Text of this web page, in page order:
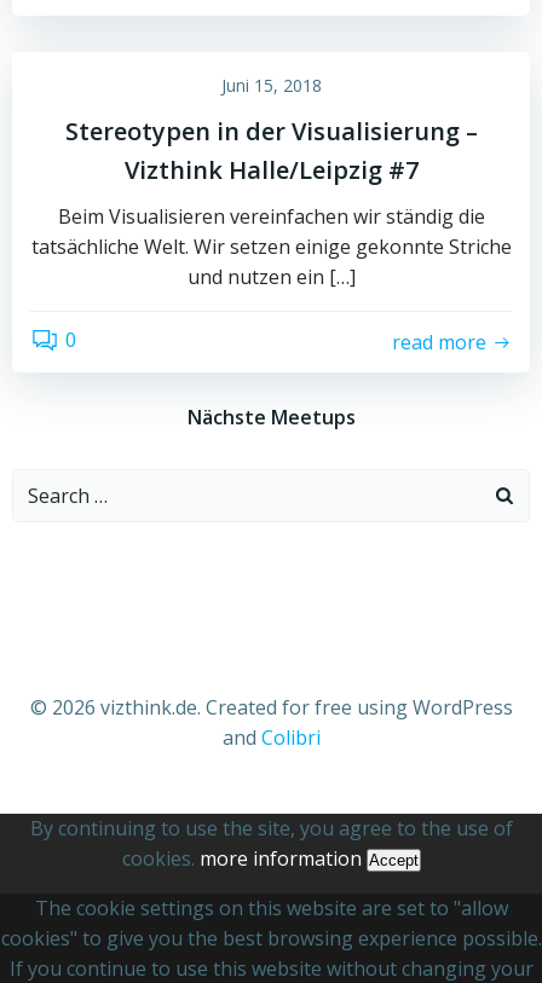
Juni 15, 2018
Stereotypen in der Visualisierung –
Vizthink Halle/Leipzig #7
Beim Visualisieren vereinfachen wir ständig die
tatsächliche Welt. Wir setzen einige gekonnte Striche
und nutzen ein […]
0 read more
Nächste Meetups
Search
© 2026 vizthink.de. Created for free using WordPress
and Colibri
By continuing to use the site, you agree to the use of
cookies. more information Accept
The cookie settings on this website are set to "allow
cookies" to give you the best browsing experience possible.
If you continue to use this website without changing your